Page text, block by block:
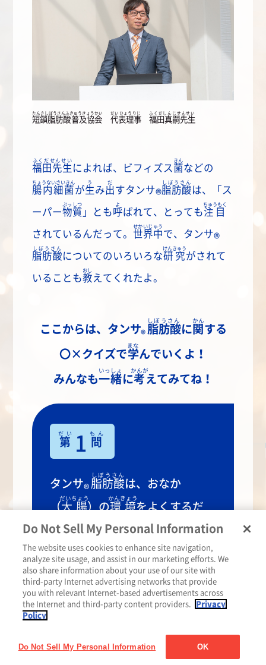
短鎖脂肪酸普及協会
たんさしぼうさんふきゅうきょうかい
代表理事
だいひょうりじ
福田真嗣先生
ふくだしんじせんせい
福田先生
ふくだせんせい
によれば、ビフィズス 菌
きん
などの
腸内細菌
ちょうないさいきん
が生
う
み出
だ
すタンサ®脂肪酸
しぼうさん
は、「ス
ーパー物質
ぶっしつ
」とも呼
よ
ばれて、とっても注目
ちゅうもく
されているんだって。 世界中
せかいじゅう
で、 タンサ®
脂肪酸
しぼうさん
についてのいろいろな研究
けんきゅう
がされて
いることも教
おし
えてくれたよ。
ここからは、 タンサ® 脂肪酸
しぼうさん
に 関
かん
する
〇×クイズで学
まな
んでいくよ！
みんなも一緒
いっしょ
に考
かんが
えてみてね！
第
だい 1 問
もん
タンサ® 脂肪酸
しぼうさん
は、おなか
（大腸
だいちょう
）の環境
かんきょう
をよくするだ
けではなく、他にも、体にうれ
しい働きをする。
正解は…〇！
®
るようにするな
Do Not Sell My Personal Information
The website uses cookies to enhance site navigation,
analyze site usage, and assist in our marketing efforts. We
also share information about your use of our site with
third-party Internet advertising networks that provide
you with relevant Internet-based advertisements across
the Internet and third-party content providers.
Privacy
Policy
Do Not Sell My Personal Information OK